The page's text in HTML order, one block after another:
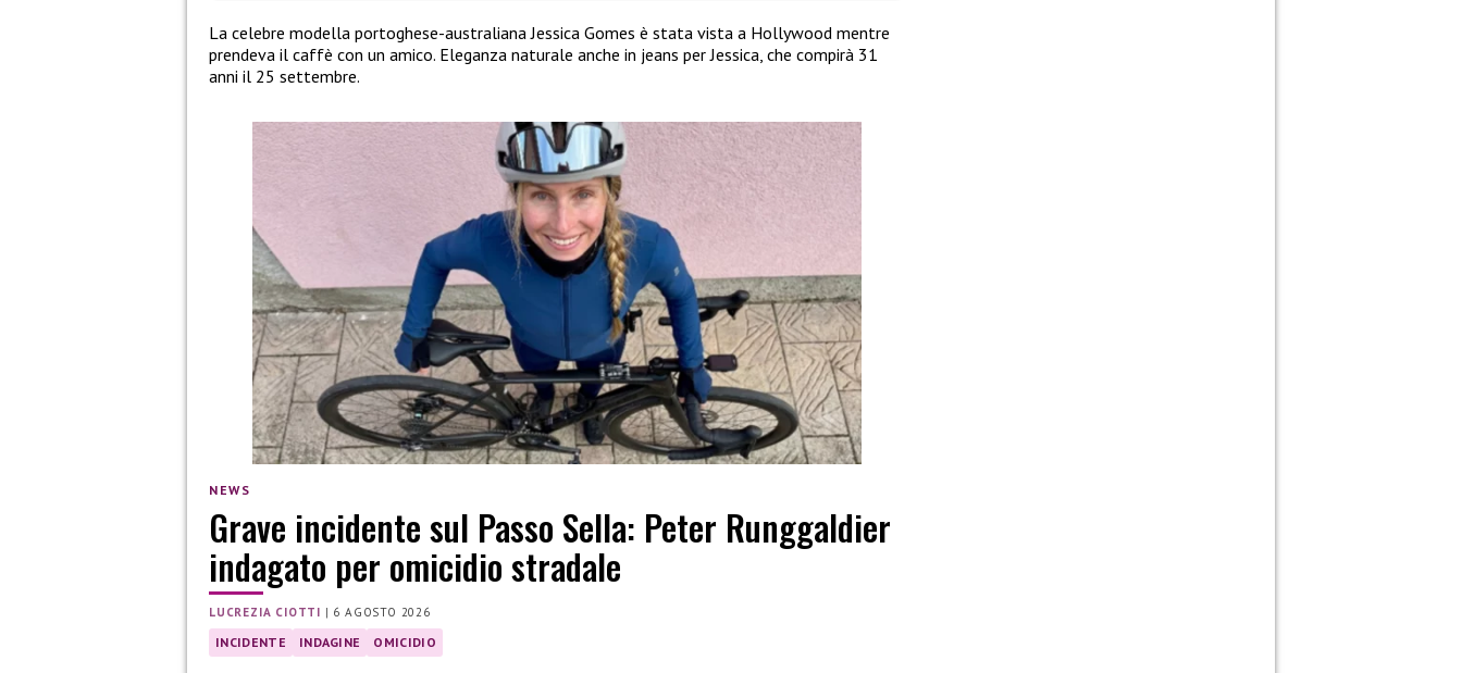
La celebre modella portoghese-australiana Jessica Gomes è stata vista a Hollywood mentre
prendeva il caffè con un amico. Eleganza naturale anche in jeans per Jessica, che compirà 31
anni il 25 settembre.
NEWS
Grave incidente sul Passo Sella: Peter Runggaldier
indagato per omicidio stradale
LUCREZIA CIOTTI | 6 AGOSTO 2026
INCIDENTE INDAGINE OMICIDIO